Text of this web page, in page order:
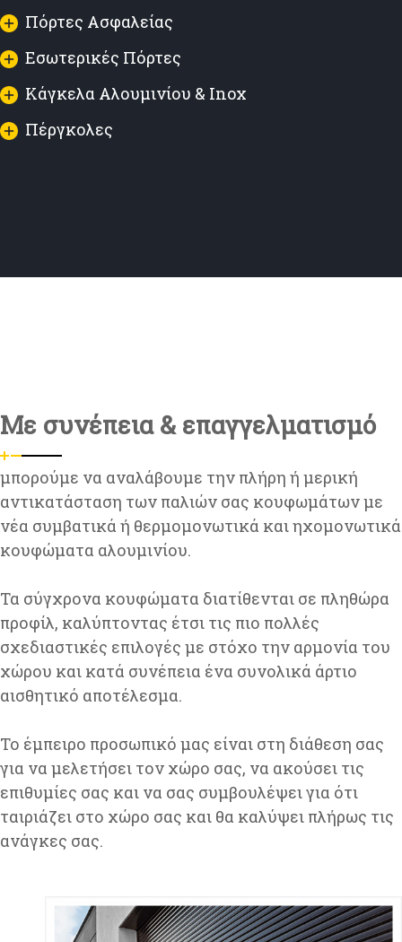
Πόρτες Ασφαλείας
Εσωτερικές Πόρτες
Κάγκελα Αλουμινίου & Inox
Πέργκολες
Με συνέπεια & επαγγελματισμό
μπορούμε να αναλάβουμε την πλήρη ή μερική
αντικατάσταση των παλιών σας κουφωμάτων με
νέα συμβατικά ή θερμομονωτικά και ηχομονωτικά
κουφώματα αλουμινίου.
Τα σύγχρονα κουφώματα διατίθενται σε πληθώρα
προφίλ, καλύπτοντας έτσι τις πιο πολλές
σχεδιαστικές επιλογές με στόχο την αρμονία του
χώρου και κατά συνέπεια ένα συνολικά άρτιο
αισθητικό αποτέλεσμα.
Το έμπειρο προσωπικό μας είναι στη διάθεση σας
για να μελετήσει τον χώρο σας, να ακούσει τις
επιθυμίες σας και να σας συμβουλέψει για ότι
ταιριάζει στο χώρο σας και θα καλύψει πλήρως τις
ανάγκες σας.